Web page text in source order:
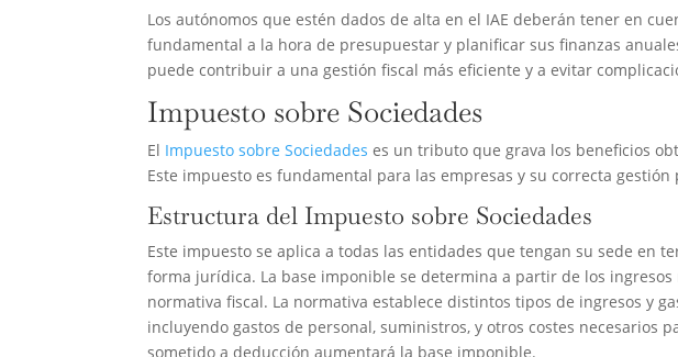
Los autónomos que estén dados de alta en el IAE deberán tener en
fundamental a la hora de presupuestar y planificar sus finanzas
puede contribuir a una gestión fiscal más eficiente y a evitar
Impuesto sobre Sociedades
El Impuesto sobre Sociedades es un tributo que grava los beneficios
Este impuesto es fundamental para las empresas y su correcta
Estructura del Impuesto sobre Sociedades
Este impuesto se aplica a todas las entidades que tengan su sede en
forma jurídica. La base imponible se determina a partir de los
normativa fiscal. La normativa establece distintos tipos de ingresos y
incluyendo gastos de personal, suministros, y otros costes necesarios
sometido a deducción aumentará la base imponible.